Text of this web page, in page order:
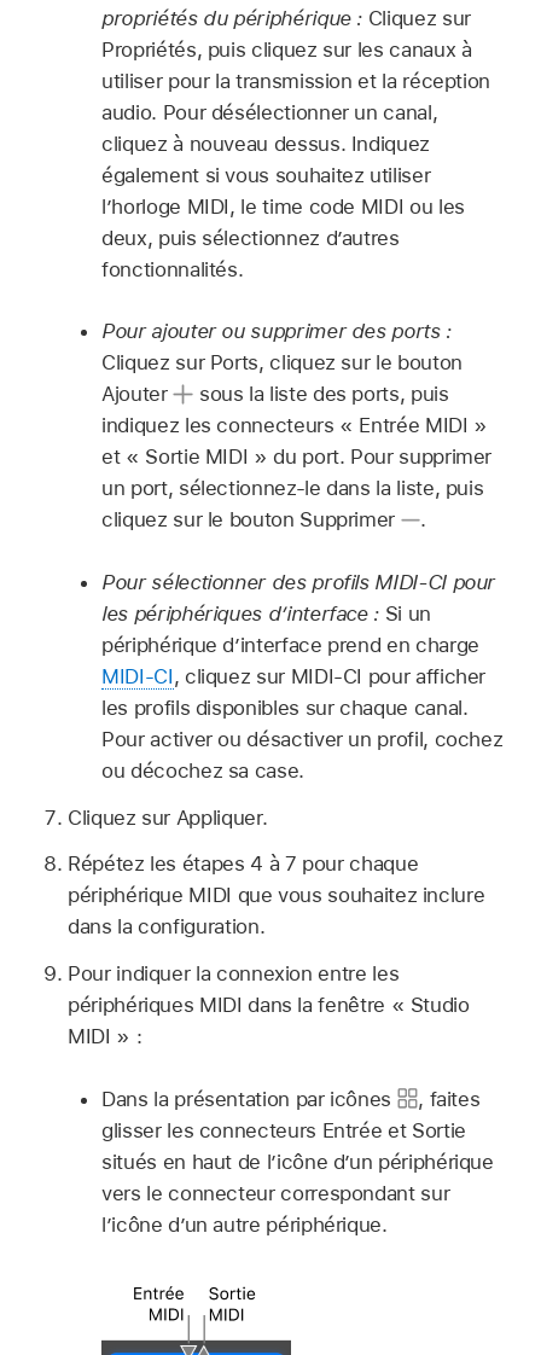
propriétés du périphérique : Cliquez sur
Propriétés, puis cliquez sur les canaux à
utiliser pour la transmission et la réception
audio. Pour désélectionner un canal,
cliquez à nouveau dessus. Indiquez
également si vous souhaitez utiliser
l’horloge MIDI, le time code MIDI ou les
deux, puis sélectionnez d’autres
fonctionnalités.
Pour ajouter ou supprimer des ports :
Cliquez sur Ports, cliquez sur le bouton
Ajouter
sous la liste des ports, puis
indiquez les connecteurs « Entrée MIDI »
et « Sortie MIDI » du port. Pour supprimer
un port, sélectionnez-le dans la liste, puis
cliquez sur le bouton Supprimer
.
Pour sélectionner des profils MIDI-CI pour
les périphériques d’interface : Si un
périphérique d’interface prend en charge
MIDI-CI, cliquez sur MIDI-CI pour afficher
les profils disponibles sur chaque canal.
Pour activer ou désactiver un profil, cochez
ou décochez sa case.
Cliquez sur Appliquer.
Répétez les étapes 4 à 7 pour chaque
périphérique MIDI que vous souhaitez inclure
dans la configuration.
Pour indiquer la connexion entre les
périphériques MIDI dans la fenêtre « Studio
MIDI » :
Dans la présentation par icônes , faites
glisser les connecteurs Entrée et Sortie
situés en haut de l’icône d’un périphérique
vers le connecteur correspondant sur
l’icône d’un autre périphérique.